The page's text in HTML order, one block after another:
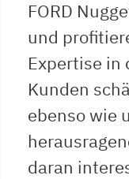
FORD
und
Expertise in
Kunden
ebenso wie
daran